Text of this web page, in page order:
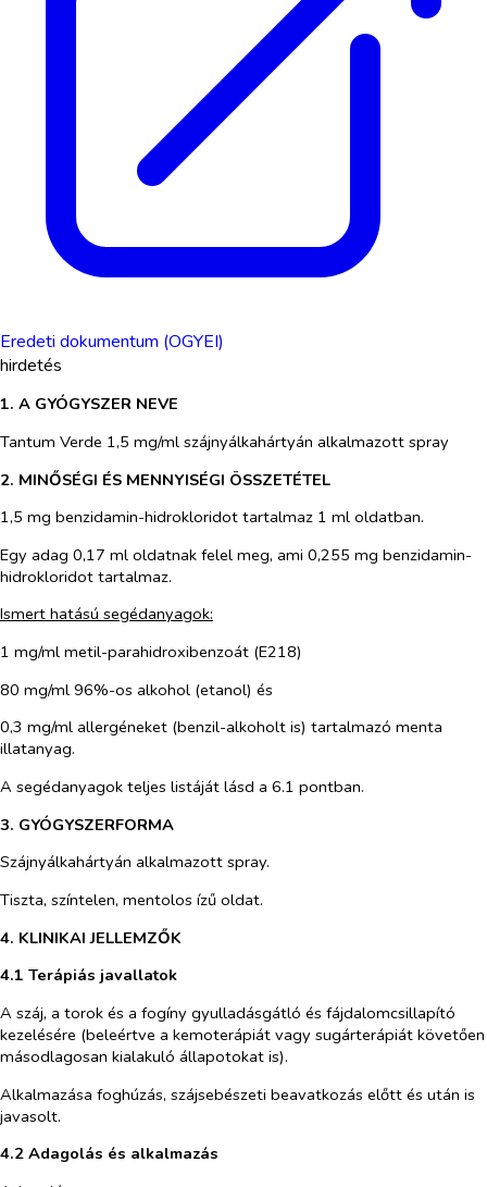
Eredeti dokumentum (OGYEI)
hirdetés
1. A GYÓGYSZER NEVE
Tantum Verde 1,5 mg/ml szájnyálkahártyán alkalmazott spray
2. MINŐSÉGI ÉS MENNYISÉGI ÖSSZETÉTEL
1,5 mg benzidamin-hidrokloridot tartalmaz 1 ml oldatban.
Egy adag 0,17 ml oldatnak felel meg, ami 0,255 mg benzidamin-
hidrokloridot tartalmaz.
Ismert hatású segédanyagok:
1 mg/ml metil-parahidroxibenzoát (E218)
80 mg/ml 96%-os alkohol (etanol) és
0,3 mg/ml allergéneket (benzil-alkoholt is) tartalmazó menta
illatanyag.
A segédanyagok teljes listáját lásd a 6.1 pontban.
3. GYÓGYSZERFORMA
Szájnyálkahártyán alkalmazott spray.
Tiszta, színtelen, mentolos ízű oldat.
4. KLINIKAI JELLEMZŐK
4.1 Terápiás javallatok
A száj, a torok és a fogíny gyulladásgátló és fájdalomcsillapító
kezelésére (beleértve a kemoterápiát vagy sugárterápiát követően
másodlagosan kialakuló állapotokat is).
Alkalmazása foghúzás, szájsebészeti beavatkozás előtt és után is
javasolt.
4.2 Adagolás és alkalmazás